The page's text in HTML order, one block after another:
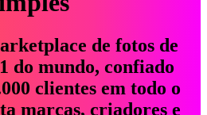
de fotos de
do mundo, confiado
clientes em todo o
marcas, criadores e